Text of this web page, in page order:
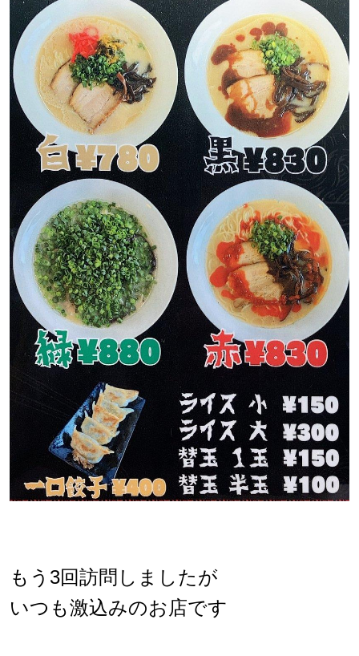
もう3回訪問しましたが
いつも激込みのお店です